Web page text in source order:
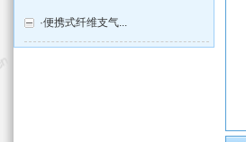
·便携式纤维支气...